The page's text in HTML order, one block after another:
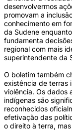
desenvolvermos
promovam a
conhecimento em
da Sudene
fundamenta
regional com mais
superintendente da
O boletim também
existência de terras
violência. Os dados
indígenas são
reconhecidos
efetivação das
o direito à terra,